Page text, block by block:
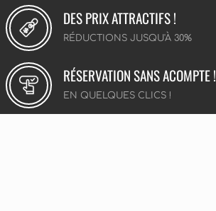
DES PRIX ATTRACTIFS !
RÉDUCTIONS JUSQU'À 30%
RÉSERVATION SANS ACOMPTE !
EN QUELQUES CLICS !